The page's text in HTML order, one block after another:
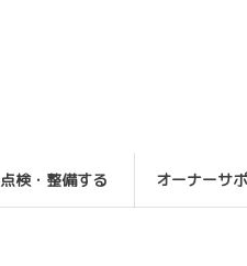
点検・整備する オーナーサ